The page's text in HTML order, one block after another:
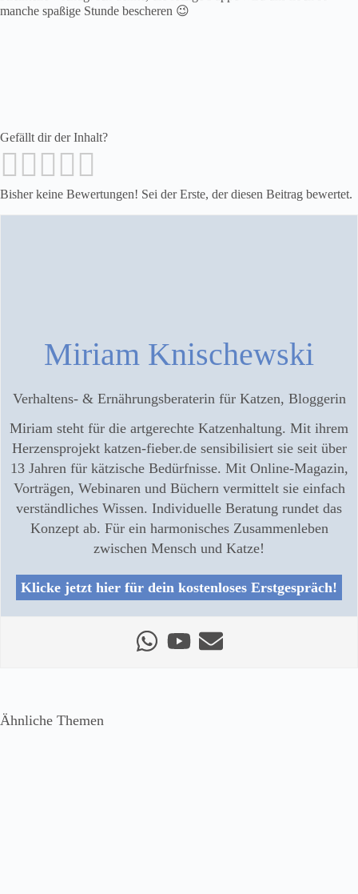
manche spaßige Stunde bescheren 😉
Gefällt dir der Inhalt?
Bisher keine Bewertungen! Sei der Erste, der diesen Beitrag bewertet.
Miriam Knischewski
Verhaltens- & Ernährungsberaterin für Katzen, Bloggerin
Miriam steht für die artgerechte Katzenhaltung. Mit ihrem
Herzensprojekt katzen-fieber.de sensibilisiert sie seit über
13 Jahren für kätzische Bedürfnisse. Mit Online-Magazin,
Vorträgen, Webinaren und Büchern vermittelt sie einfach
verständliches Wissen. Individuelle Beratung rundet das
Konzept ab. Für ein harmonisches Zusammenleben
zwischen Mensch und Katze!
Klicke jetzt hier für dein kostenloses Erstgespräch!
Ähnliche Themen